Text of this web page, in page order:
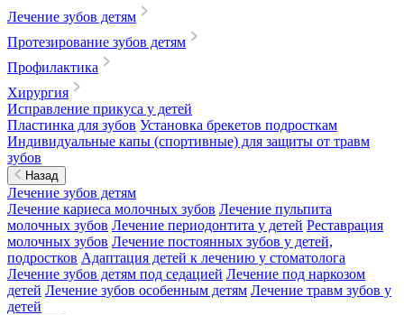
Лечение зубов детям
Протезирование зубов детям
Профилактика
Хирургия
Исправление прикуса у детей
Пластинка для зубов Установка брекетов подросткам
Индивидуальные капы (спортивные) для защиты от травм
зубов
Назад
Лечение зубов детям
Лечение кариеса молочных зубов Лечение пульпита
молочных зубов Лечение периодонтита у детей Реставрация
молочных зубов Лечение постоянных зубов у детей,
подростков Адаптация детей к лечению у стоматолога
Лечение зубов детям под седацией Лечение под наркозом
детей Лечение зубов особенным детям Лечение травм зубов у
детей